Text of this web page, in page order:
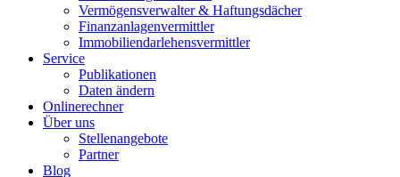
Vermögensverwalter & Haftungsdächer
Finanzanlagenvermittler
Immobiliendarlehensvermittler
Service
Publikationen
Daten ändern
Onlinerechner
Über uns
Stellenangebote
Partner
Blog